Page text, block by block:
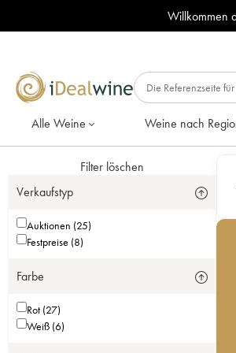
Willkommen
Alle Weine Weine nach
Filter löschen
Verkaufstyp
Auktionen (25)
Festpreise (8)
Farbe
Rot (27)
Weiß (6)